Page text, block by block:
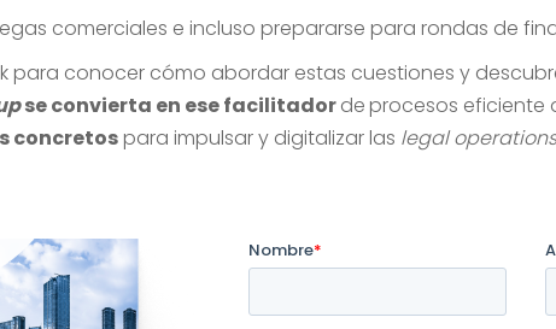
comerciales e incluso prepararse para rondas de
para conocer cómo abordar estas cuestiones y
se convierta en ese facilitadordeprocesos eficiente
concretospara impulsar y digitalizar las legal operations